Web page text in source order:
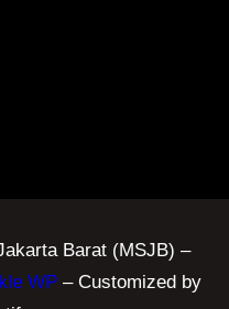
Barat (MSJB) –
WP – Customized by